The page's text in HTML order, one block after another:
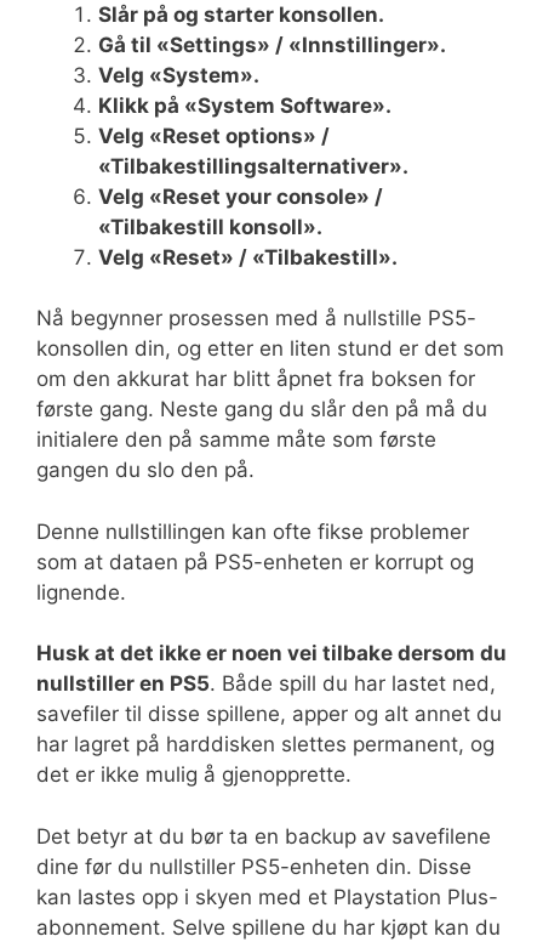
Slår på og starter konsollen.
Gå til «Settings» / «Innstillinger».
Velg «System».
Klikk på «System Software».
Velg «Reset options» /
«Tilbakestillingsalternativer».
Velg «Reset your console» /
«Tilbakestill konsoll».
Velg «Reset» / «Tilbakestill».
Nå begynner prosessen med å nullstille PS5-
konsollen din, og etter en liten stund er det som
om den akkurat har blitt åpnet fra boksen for
første gang. Neste gang du slår den på må du
initialere den på samme måte som første
gangen du slo den på.
Denne nullstillingen kan ofte fikse problemer
som at dataen på PS5-enheten er korrupt og
lignende.
Husk at det ikke er noen vei tilbake dersom du
nullstiller en PS5. Både spill du har lastet ned,
savefiler til disse spillene, apper og alt annet du
har lagret på harddisken slettes permanent, og
det er ikke mulig å gjenopprette.
Det betyr at du bør ta en backup av savefilene
dine før du nullstiller PS5-enheten din. Disse
kan lastes opp i skyen med et Playstation Plus-
abonnement. Selve spillene du har kjøpt kan du